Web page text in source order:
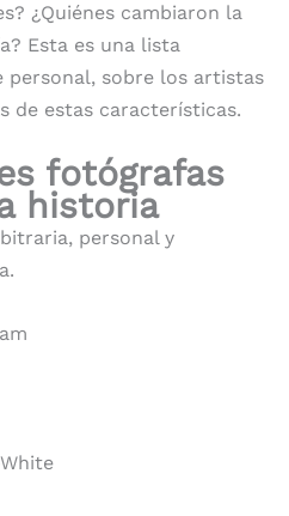
¿Quiénes cambiaron la
Esta es una lista
sobre los artistas
de estas características.
fotógrafas
historia
personal y